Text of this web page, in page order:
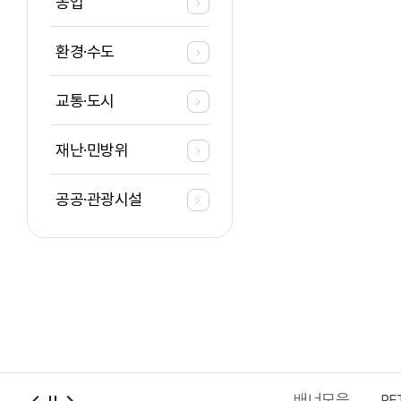
환경·수도
교통·도시
재난·민방위
공공·관광시설